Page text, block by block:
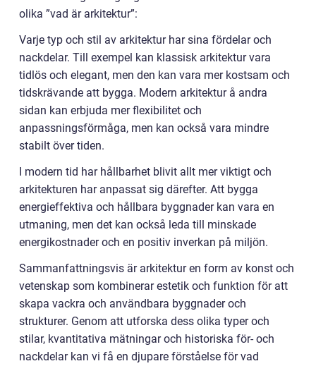
olika ”vad är arkitektur”:
Varje typ och stil av arkitektur har sina fördelar och
nackdelar. Till exempel kan klassisk arkitektur vara
tidlös och elegant, men den kan vara mer kostsam och
tidskrävande att bygga. Modern arkitektur å andra
sidan kan erbjuda mer flexibilitet och
anpassningsförmåga, men kan också vara mindre
stabilt över tiden.
I modern tid har hållbarhet blivit allt mer viktigt och
arkitekturen har anpassat sig därefter. Att bygga
energieffektiva och hållbara byggnader kan vara en
utmaning, men det kan också leda till minskade
energikostnader och en positiv inverkan på miljön.
Sammanfattningsvis är arkitektur en form av konst och
vetenskap som kombinerar estetik och funktion för att
skapa vackra och användbara byggnader och
strukturer. Genom att utforska dess olika typer och
stilar, kvantitativa mätningar och historiska för- och
nackdelar kan vi få en djupare förståelse för vad